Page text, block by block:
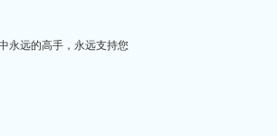
永远的高手，永远支持您